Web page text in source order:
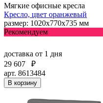
Мягкие офисные кресла
Кресло, цвет оранжевый
размер: 1020х770х735 мм
Рекомендуем
доставка от 1 дня
29 607
₽
арт. 8613484
В корзину